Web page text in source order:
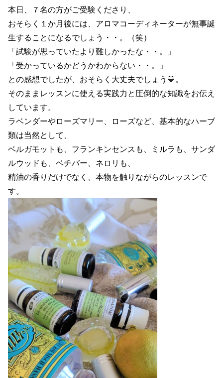
本日、７名の方がご受験くださり、
おそらく１か月後には、アロマコーディネーターが無事誕
生することになるでしょう・・。（笑）
「試験が思っていたより難しかったな・・。」
「受かっているかどうかわからない・・。」
との感想でしたが、おそらく大丈夫でしょう💛。
そのままレッスンに使える実践力と圧倒的な知識をお伝え
しています。
ラベンダーやローズマリー、ローズなど、基本的なハーブ
類は当然として、
ベルガモットも、フランキンセンスも、ミルラも、サンダ
ルウッドも、ベチバー、ネロリも、
精油の香りだけでなく、本物を触りながらのレッスンで
す。